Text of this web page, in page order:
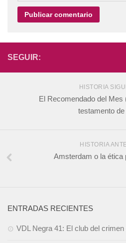
SEGUIR:
HISTORIA
El Recomendado del Mes
testamento
HISTORIA
Amsterdam o la
ENTRADAS RECIENTES
VDL Negra 41: El club del